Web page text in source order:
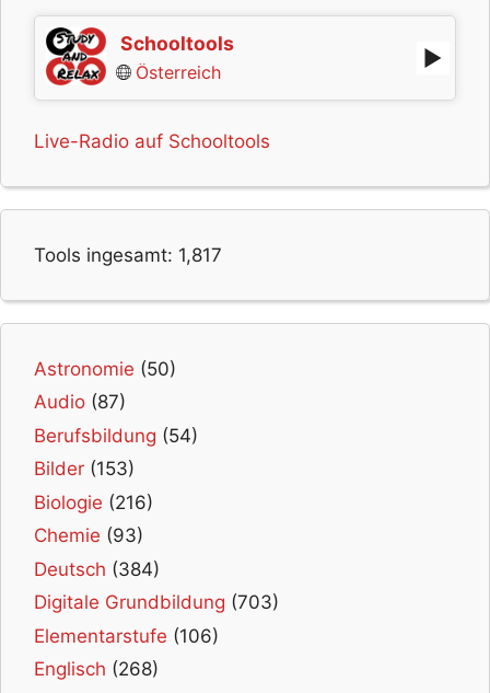
Schooltools
Österreich
Live-Radio auf Schooltools
Tools ingesamt: 1,817
Astronomie (50)
Audio (87)
Berufsbildung (54)
Bilder (153)
Biologie (216)
Chemie (93)
Deutsch (384)
Digitale Grundbildung (703)
Elementarstufe (106)
Englisch (268)